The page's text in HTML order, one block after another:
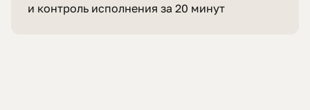
и контроль исполнения за 20 минут